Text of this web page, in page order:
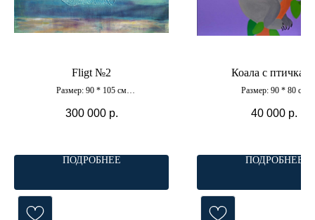
Fligt №2
Размер: 90 * 105 см
300 000 р.
ПОДРОБНЕЕ
Коала с
Размер: 90 * 80 см
40 000 р.
ПОДРОБНЕЕ